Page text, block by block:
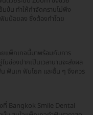
ข้น ทำให้กำจัดคราบไม่พึง
นน้อยลง ซึ่งต้องทำโดย
แพ็กเกจนี้มาพร้อมกับการ
ช่องปากเป็นเวลานานจะส่งผล
ฟันเก ฟันโยก และอื่น ๆ จึงควร
ที่ Bangkok Smile Dental